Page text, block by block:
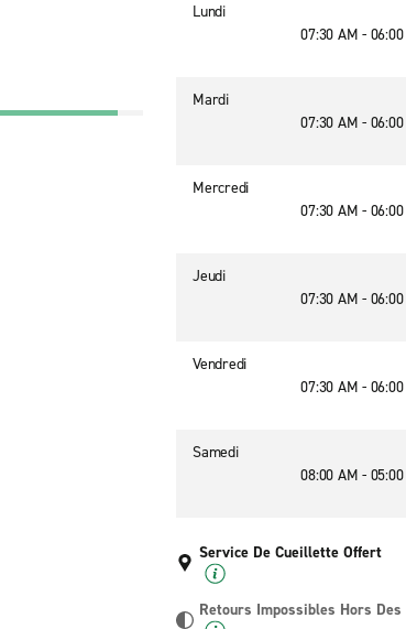
Lundi
07:30 AM -
Mardi
07:30 AM -
Mercredi
07:30 AM -
Jeudi
07:30 AM -
Vendredi
07:30 AM -
Samedi
08:00 AM -
Service De Cueillette Offert
Retours Impossibles Hors